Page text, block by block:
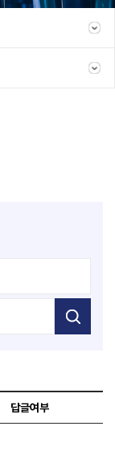
답글여부